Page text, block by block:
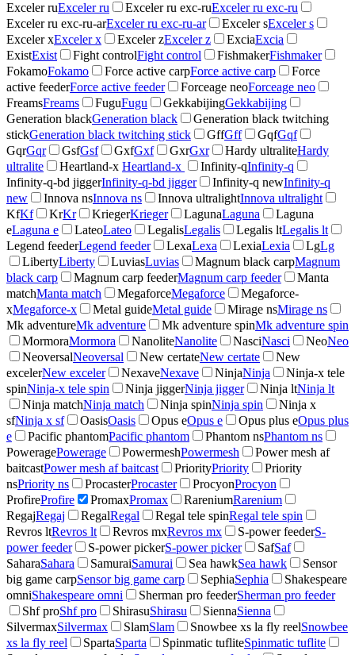
Exceler ruExceler ru Exceler ru exc-ruExceler ru exc-ru
Exceler ru exc-ru-arExceler ru exc-ru-ar Exceler sExceler s
Exceler xExceler x Exceler zExceler z ExciaExcia
ExistExist Fight controlFight control FishmakerFishmaker
FokamoFokamo Force active carpForce active carp
Force
active feederForce active feeder Forceage neoForceage neo
FreamsFreams FuguFugu GekkabijingGekkabijing
Generation blackGeneration black
Generation black twitching
stickGeneration black twitching stick GffGff GqfGqf
GqrGqr GsfGsf GxfGxf GxrGxr Hardy ultraliteHardy
ultralite
Heartland-x Heartland-x Infinity-qInfinity-q
Infinity-q-bd jiggerInfinity-q-bd jigger Infinity-q newInfinity-q
new
Innova nsInnova ns Innova ultralightInnova ultralight
KfKf KrKr KriegerKrieger LagunaLaguna
Laguna
eLaguna e LateoLateo LegalisLegalis Legalis ltLegalis lt
Legend feederLegend feeder LexaLexa LexiaLexia LgLg
LibertyLiberty LuviasLuvias Magnum black carpMagnum
black carp
Magnum carp feederMagnum carp feeder
Manta
matchManta match MegaforceMegaforce
Megaforce-
xMegaforce-x Metal guideMetal guide Mirage nsMirage ns
Mk adventureMk adventure Mk adventure spinMk adventure spin
MormoraMormora NanoliteNanolite NasciNasci NeoNeo
NeoversalNeoversal New certateNew certate
New
excelerNew exceler NexaveNexave NinjaNinja
Ninja-x tele
spinNinja-x tele spin Ninja jiggerNinja jigger Ninja ltNinja lt
Ninja matchNinja match Ninja spinNinja spin
Ninja x
sfNinja x sf OasisOasis Opus eOpus e Opus plus eOpus plus
e
Pacific phantomPacific phantom Phantom nsPhantom ns
PoweragePowerage PowermeshPowermesh
Power mesh af
baitcastPower mesh af baitcast PriorityPriority
Priority
nsPriority ns ProcasterProcaster ProcyonProcyon
ProfireProfire PromaxPromax RareniumRarenium
RegajRegaj RegalRegal Regal tele spinRegal tele spin
Revros ltRevros lt Revros mxRevros mx S-power feederS-
power feeder
S-power pickerS-power picker SafSaf
SaharaSahara SamuraiSamurai Sea hawkSea hawk
Sensor
big game carpSensor big game carp SephiaSephia
Shakespeare
omniShakespeare omni Sherman pro feederSherman pro feeder
Shf proShf pro ShirasuShirasu SiennaSienna
SilvermaxSilvermax SlamSlam Snowbee xs la fly reelSnowbee
xs la fly reel
SpartaSparta Spinmatic tufliteSpinmatic tuflite